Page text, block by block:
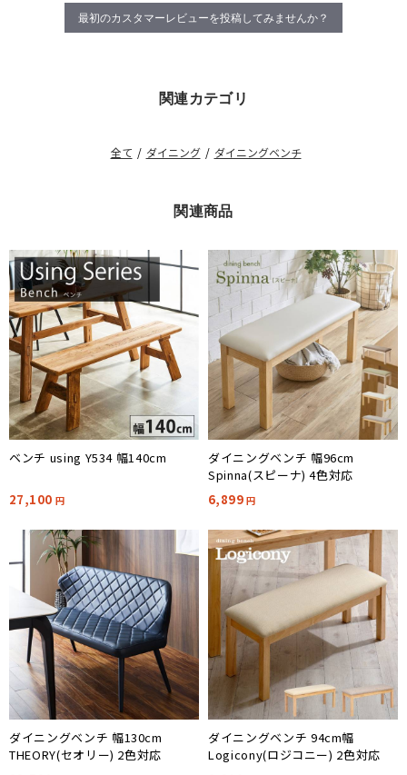
最初のカスタマーレビューを投稿してみませんか？
関連カテゴリ
全て / ダイニング / ダイニングベンチ
関連商品
ベンチ using Y534 幅140cm
27,100 円
ダイニングベンチ 幅96cm
Spinna(スピーナ) 4色対応
6,899円
ダイニングベンチ 幅130cm
THEORY(セオリー) 2色対応
ダイニングベンチ 94cm幅
Logicony(ロジコニー) 2色対応